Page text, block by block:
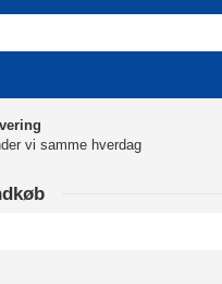
vi samme hverdag